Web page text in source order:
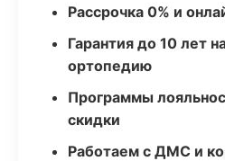
Рассрочка 0% и
Гарантия до 10 лет
ортопедию
Программы
скидки
Работаем с ДМС и